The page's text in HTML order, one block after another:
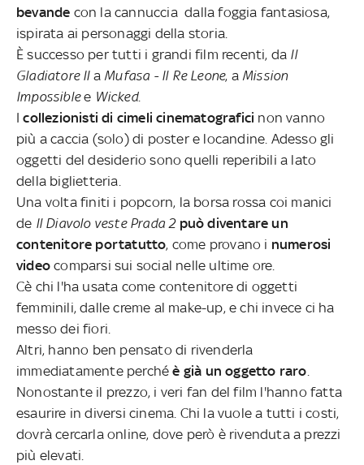
bevande con la cannuccia dalla foggia fantasiosa,
ispirata ai personaggi della storia.
È successo per tutti i grandi film recenti, da Il
Gladiatore II a Mufasa - Il Re Leone, a Mission
Impossiblee Wicked.
Icollezionisti di cimeli cinematografici non vanno
più a caccia (solo) di poster e locandine. Adesso gli
oggetti del desiderio sono quelli reperibili a lato
della biglietteria.
Una volta finiti i popcorn, la borsa rossa coi manici
de Il Diavolo veste Prada 2 può diventare un
contenitore portatutto, come provano i numerosi
video comparsi sui social nelle ultime ore.
Cè chi l'ha usata come contenitore di oggetti
femminili, dalle creme al make-up, e chi invece ci ha
messo dei fiori.
Altri, hanno ben pensato di rivenderla
immediatamente perché è già un oggetto raro
Nonostante il prezzo, i veri fan del film l'hanno fatta
esaurire in diversi cinema. Chi la vuole a tutti i costi,
dovrà cercarla online, dove però è rivenduta a prezzi
più elevati.